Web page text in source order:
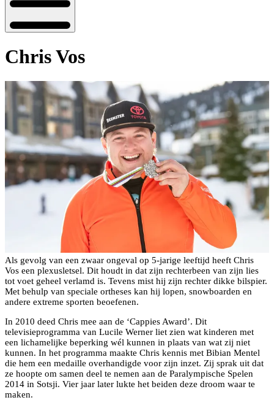
Chris Vos
Als gevolg van een zwaar ongeval op 5-jarige leeftijd heeft Chris
Vos een plexusletsel. Dit houdt in dat zijn rechterbeen van zijn lies
tot voet geheel verlamd is. Tevens mist hij zijn rechter dikke bilspier.
Met behulp van speciale ortheses kan hij lopen, snowboarden en
andere extreme sporten beoefenen.
In 2010 deed Chris mee aan de ‘Cappies Award’. Dit
televisieprogramma van Lucile Werner liet zien wat kinderen met
een lichamelijke beperking wél kunnen in plaats van wat zij niet
kunnen. In het programma maakte Chris kennis met Bibian Mentel
die hem een medaille overhandigde voor zijn inzet. Zij sprak uit dat
ze hoopte om samen deel te nemen aan de Paralympische Spelen
2014 in Sotsji. Vier jaar later lukte het beiden deze droom waar te
maken.